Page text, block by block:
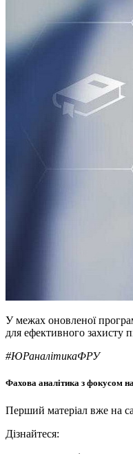
У межах оновленої
для ефективного захисту
#ЮРаналітикаФРУ
Фахова аналітика з фокусом
Перший матеріал вже на
Дізнайтеся: